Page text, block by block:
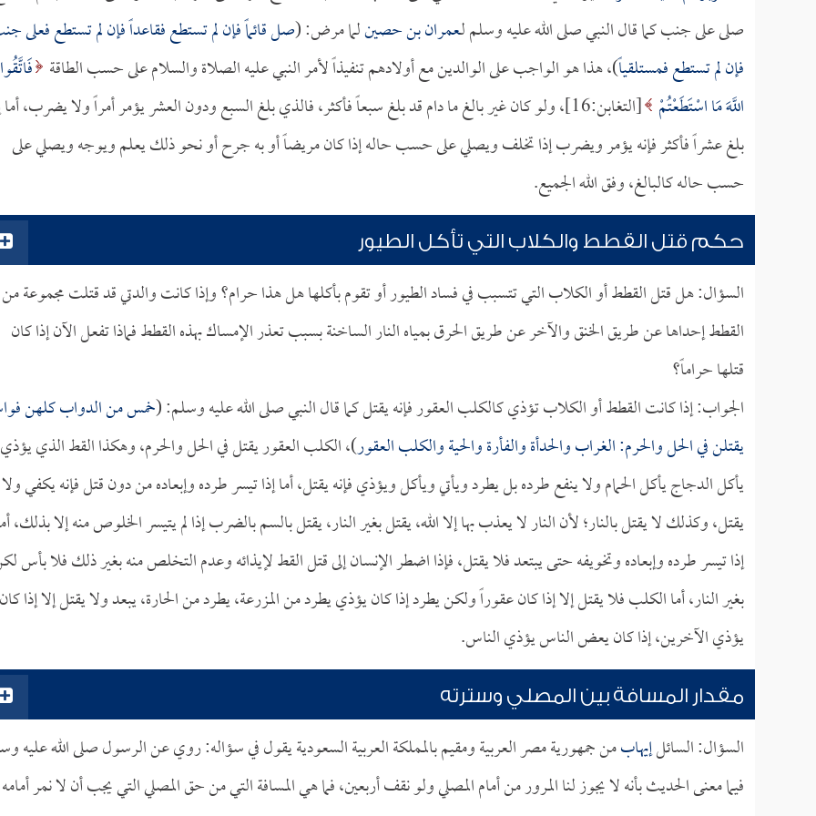
صلى على جنب كما قال النبي صلى الله عليه وسلم لـعمران بن حصينلما مرض: (صل قائماً فإن لم تستطع فقاعداً فإن لم تستطع فعلى
فإن لم تستطع فمستلقياً)، هذا هو الواجب على الوالدين مع أولادهم تنفيذاً لأمر النبي عليه الصلاة والسلام على حسب الطاقة فَاتَّقُوا
اللَّهَ مَا اسْتَطَعْتُمْ
[التغابن:16]، ولو كان غير بالغ ما دام قد بلغ سبعاً فأكثر، فالذي بلغ السبع ودون العشر يؤمر أمراً ولا يضرب، أما
بلغ عشراً فأكثر فإنه يؤمر ويضرب إذا تخلف ويصلي على حسب حاله إذا كان مريضاً أو به جرح أو نحو ذلك يعلم ويوجه ويصلي على
حسب حاله كالبالغ، وفق الله الجميع.
حكم قتل القطط والكلاب التي تأكل الطيور
السؤال: هل قتل القطط أو الكلاب التي تتسبب في فساد الطيور أو تقوم بأكلها هل هذا حرام؟ وإذا كانت والدتي قد قتلت مجموعة من
القطط إحداها عن طريق الخنق والآخر عن طريق الحرق بمياه النار الساخنة بسبب تعذر الإمساك بهذه القطط فماذا تفعل الآن إذا كان
قتلها حراماً؟
الجواب: إذا كانت القطط أو الكلاب تؤذي كالكلب العقور فإنه يقتل كما قال النبي صلى الله عليه وسلم: (خمس من الدواب كلهن
يقتلن في الحل والحرم: الغراب والحدأة والفأرة والحية والكلب العقور)، الكلب العقور يقتل في الحل والحرم، وهكذا القط الذي
يأكل الدجاج يأكل الحمام ولا ينفع طرده بل يطرد ويأتي ويأكل ويؤذي فإنه يقتل، أما إذا تيسر طرده وإبعاده من دون قتل فإنه يكفي ولا
يقتل، وكذلك لا يقتل بالنار؛ لأن النار لا يعذب بها إلا الله، يقتل بغير النار، يقتل بالسم بالضرب إذا لم يتيسر الخلوص منه إلا بذلك،
إذا تيسر طرده وإبعاده وتخويفه حتى يبتعد فلا يقتل، فإذا اضطر الإنسان إلى قتل القط لإيذائه وعدم التخلص منه بغير ذلك فلا بأس
بغير النار، أما الكلب فلا يقتل إلا إذا كان عقوراً ولكن يطرد إذا كان يؤذي يطرد من المزرعة، يطرد من الحارة، يبعد ولا يقتل إلا إذا
يؤذي الآخرين، إذا كان يعض الناس يؤذي الناس.
مقدار المسافة بين المصلي وسترته
السؤال: السائلإيهابمن جمهورية مصر العربية ومقيم بالمملكة العربية السعودية يقول في سؤاله: روي عن الرسول صلى الله عليه
فيما معنى الحديث بأنه لا يجوز لنا المرور من أمام المصلي ولو نقف أربعين، فما هي المسافة التي من حق المصلي التي يجب أن لا نمر أمامه